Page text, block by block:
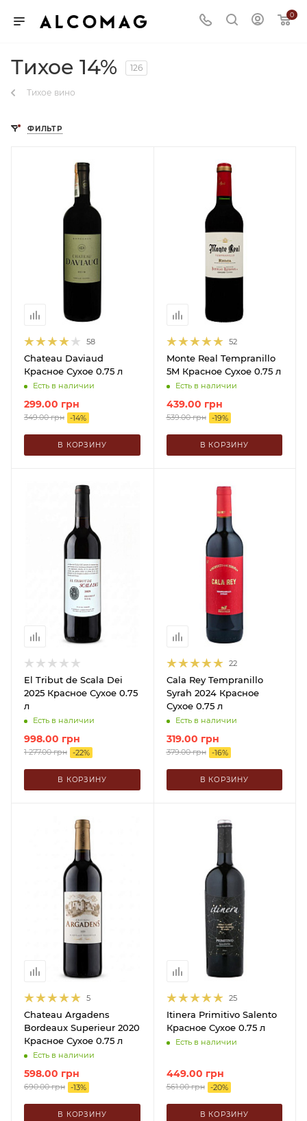
0
Тихое 14% 126
Тихое вино
ФИЛЬТР
58
Chateau Daviaud
Красное Сухое 0.75 л
Есть в наличии
299.00 грн
349.00грн -14%
В КОРЗИНУ
52
Monte Real Tempranillo
5M Красное Сухое 0.75 л
Есть в наличии
439.00 грн
539.00грн -19%
В КОРЗИНУ
El Tribut de Scala Dei
2025 Красное Сухое 0.75
л
Есть в наличии
998.00 грн
1 277.00грн -22%
В КОРЗИНУ
22
Cala Rey Tempranillo
Syrah 2024 Красное
Сухое 0.75 л
Есть в наличии
319.00 грн
379.00грн -16%
В КОРЗИНУ
5
Chateau Argadens
Bordeaux Superieur 2020
Красное Сухое 0.75 л
Есть в наличии
598.00 грн
690.00грн -13%
В КОРЗИНУ
25
Itinera Primitivo Salento
Красное Сухое 0.75 л
Есть в наличии
449.00 грн
561.00грн -20%
В КОРЗИНУ